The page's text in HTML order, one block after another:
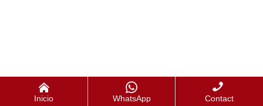

Inicio

WhatsApp

Contact